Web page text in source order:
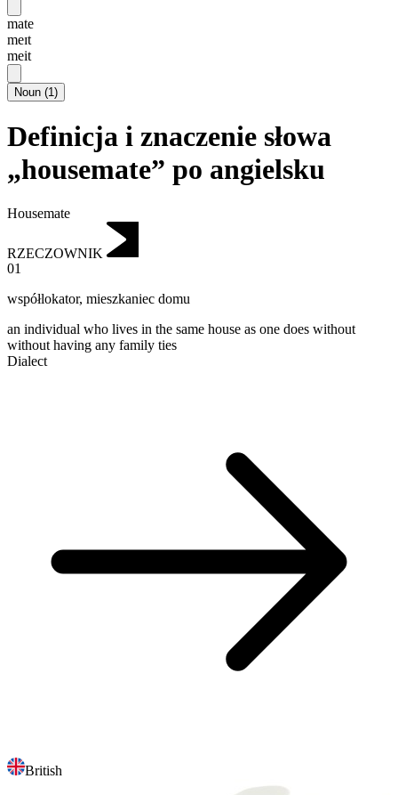
mate
meɪt
meit
Noun (1)
Definicja i znaczenie słowa
„housemate” po angielsku
Housemate
RZECZOWNIK
01
współlokator, mieszkaniec domu
an individual who lives in the same house as one does without
without having any family ties
Dialect
British